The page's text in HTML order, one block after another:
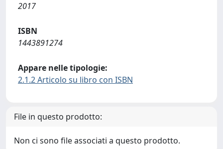
2017
ISBN
1443891274
Appare nelle tipologie:
2.1.2 Articolo su libro con ISBN
File in questo prodotto:
Non ci sono file associati a questo prodotto.